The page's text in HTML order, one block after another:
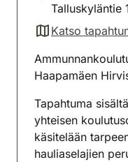
Talluskyläntie
Katso
(avautuu uuteen
Haapamäen
Tapahtuma
yhteisen
käsitelään
hauliaselajien